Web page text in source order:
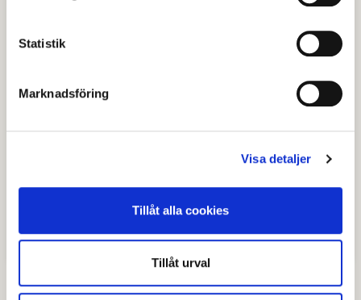
Statistik
Marknadsföring
Visa detaljer
Tillåt alla cookies
Tillåt urval
2024 Erik Jonsson